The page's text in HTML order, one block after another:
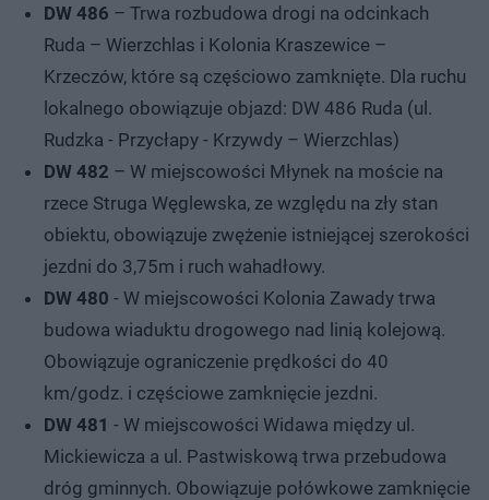
DW 486 – Trwa rozbudowa drogi na odcinkach
Ruda – Wierzchlas i Kolonia Kraszewice –
Krzeczów, które są częściowo zamknięte. Dla ruchu
lokalnego obowiązuje objazd: DW 486 Ruda (ul.
Rudzka - Przycłapy - Krzywdy – Wierzchlas)
DW 482 – W miejscowości Młynek na moście na
rzece Struga Węglewska, ze względu na zły stan
obiektu, obowiązuje zwężenie istniejącej szerokości
jezdni do 3,75m i ruch wahadłowy.
DW 480 - W miejscowości Kolonia Zawady trwa
budowa wiaduktu drogowego nad linią kolejową.
Obowiązuje ograniczenie prędkości do 40
km/godz. i częściowe zamknięcie jezdni.
DW 481 - W miejscowości Widawa między ul.
Mickiewicza a ul. Pastwiskową trwa przebudowa
dróg gminnych. Obowiązuje połówkowe zamknięcie